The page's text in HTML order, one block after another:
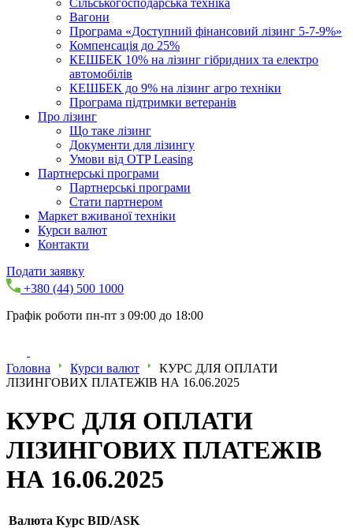
Cільськогосподарська техніка
Вагони
Програма «Доступний фінансовий лізинг 5-7-9%»
Компенсація до 25%
КЕШБЕК 10% на лізинг гібридних та електро
автомобілів
КЕШБЕК до 9% на лізинг агро техніки
Програма підтримки ветеранів
Про лізинг
Що таке лізинг
Документи для лізингу
Умови від OTP Leasing
Партнерські програми
Партнерські програми
Стати партнером
Маркет вживаної техніки
Курси валют
Контакти
Подати заявку
+380 (44) 500 1000
Графік роботи пн-пт з 09:00 до 18:00
Головна Курси валют
КУРС ДЛЯ ОПЛАТИ
ЛІЗИНГОВИХ ПЛАТЕЖІВ НА 16.06.2025
КУРС ДЛЯ ОПЛАТИ
ЛІЗИНГОВИХ ПЛАТЕЖІВ
НА 16.06.2025
Валюта Курс BID/ASK